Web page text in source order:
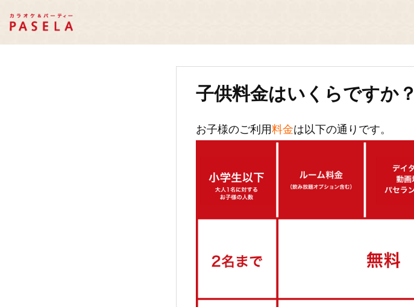
子供料金はいくらですか？
お子様のご利用料金は以下の通りです。